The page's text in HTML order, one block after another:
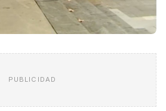
PUBLICIDAD